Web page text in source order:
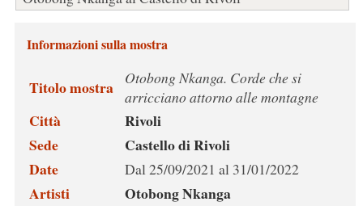
Informazioni sulla mostra
Titolo mostra
Otobong Nkanga. Corde che si
arricciano attorno alle montagne
Città
Rivoli
Sede
Castello di Rivoli
Date
Dal 25/09/2021 al 31/01/2022
Artisti Otobong Nkanga